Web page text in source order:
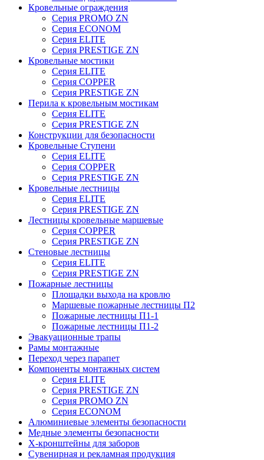
Кровельные ограждения
Серия PROMO ZN
Серия ECONOM
Серия ELITE
Серия PRESTIGE ZN
Кровельные мостики
Серия ELITE
Серия COPPER
Серия PRESTIGE ZN
Перила к кровельным мостикам
Серия ELITE
Серия PRESTIGE ZN
Конструкции для безопасности
Кровельные Ступени
Серия ELITE
Серия COPPER
Серия PRESTIGE ZN
Кровельные лестницы
Серия ELITE
Серия PRESTIGE ZN
Лестницы кровельные маршевые
Серия COPPER
Серия PRESTIGE ZN
Стеновые лестницы
Серия ELITE
Серия PRESTIGE ZN
Пожарные лестницы
Площадки выхода на кровлю
Маршевые пожарные лестницы П2
Пожарные лестницы П1-1
Пожарные лестницы П1-2
Эвакуационные трапы
Рамы монтажные
Переход через парапет
Компоненты монтажных систем
Серия ELITE
Серия PRESTIGE ZN
Серия PROMO ZN
Серия ECONOM
Алюминиевые элементы безопасности
Медные элементы безопасности
X-кронштейны для заборов
Сувенирная и рекламная продукция